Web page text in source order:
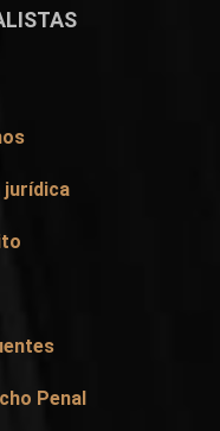
jurídica
Penal